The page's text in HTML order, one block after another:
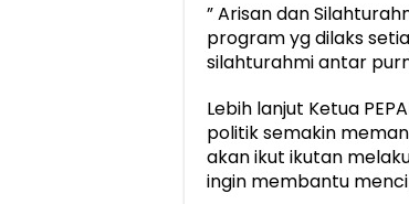
” Arisan dan
program yg dilaks
silahturahmi antar
Lebih lanjut Ketua
politik semakin
akan ikut ikutan
ingin membantu